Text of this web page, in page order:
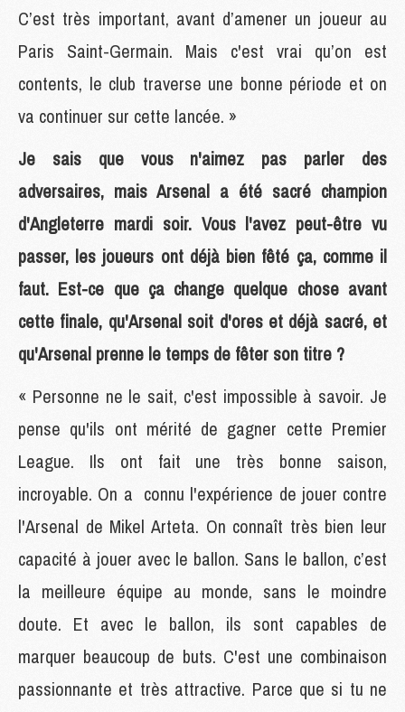
C’est très important, avant d’amener un joueur au
Paris Saint-Germain. Mais c'est vrai qu’on est
contents, le club traverse une bonne période et on
va continuer sur cette lancée. »
Je sais que vous n'aimez pas parler des
adversaires, mais Arsenal a été sacré champion
d'Angleterre mardi soir. Vous l'avez peut-être vu
passer, les joueurs ont déjà bien fêté ça, comme il
faut. Est-ce que ça change quelque chose avant
cette finale, qu'Arsenal soit d'ores et déjà sacré, et
qu'Arsenal prenne le temps de fêter son titre ?
« Personne ne le sait, c'est impossible à savoir. Je
pense qu'ils ont mérité de gagner cette Premier
League. Ils ont fait une très bonne saison,
incroyable. On a connu l'expérience de jouer contre
l'Arsenal de Mikel Arteta. On connaît très bien leur
capacité à jouer avec le ballon. Sans le ballon, c’est
la meilleure équipe au monde, sans le moindre
doute. Et avec le ballon, ils sont capables de
marquer beaucoup de buts. C'est une combinaison
passionnante et très attractive. Parce que si tu ne